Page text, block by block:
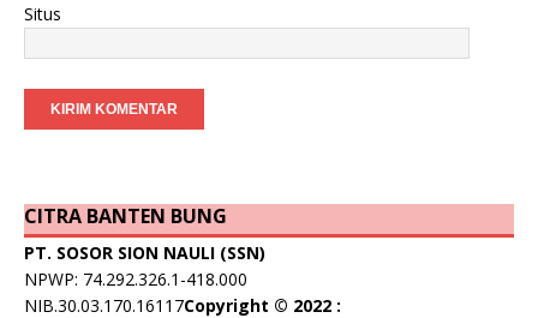
Situs
CITRA BANTEN BUNG
PT. SOSOR SION NAULI (SSN)
NPWP: 74.292.326.1-418.000
NIB.30.03.170.16117Copyright © 2022 :